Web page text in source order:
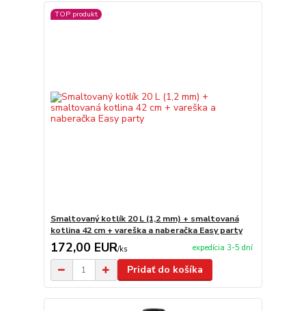
TOP produkt
Smaltovaný kotlík 20 L (1,2 mm) + smaltovaná
kotlina 42 cm + vareška a naberačka Easy party
172,00 EUR/ks expedícia 3-5 dní
Pridať do košíka